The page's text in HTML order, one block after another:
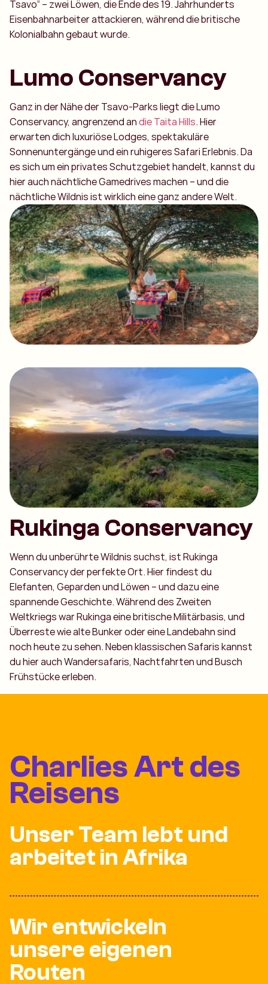
Tsavo“ – zwei Löwen, die Ende des 19. Jahrhunderts
Eisenbahnarbeiter attackieren, während die britische
Kolonialbahn gebaut wurde.
Lumo Conservancy
Ganz in der Nähe der Tsavo-Parks liegt die Lumo
Conservancy, angrenzend andie Taita Hills. Hier
erwarten dich luxuriöse Lodges, spektakuläre
Sonnenuntergänge und ein ruhigeres Safari Erlebnis. Da
es sich um ein privates Schutzgebiet handelt, kannst du
hier auch nächtliche Gamedrives machen – und die
nächtliche Wildnis ist wirklich eine ganz andere Welt.
Rukinga Conservancy
Wenn du unberührte Wildnis suchst, ist Rukinga
Conservancy der perfekte Ort. Hier findest du
Elefanten, Geparden und Löwen – und dazu eine
spannende Geschichte. Während des Zweiten
Weltkriegs war Rukinga eine britische Militärbasis, und
Überreste wie alte Bunker oder eine Landebahn sind
noch heute zu sehen. Neben klassischen Safaris kannst
du hier auch Wandersafaris, Nachtfahrten und Busch
Frühstücke erleben.
Charlies Art des
Reisens
Unser Team lebt und
arbeitet in Afrika
Wir entwickeln
unsere eigenen
Routen